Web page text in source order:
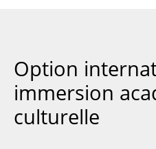
Option
immersion
culturelle